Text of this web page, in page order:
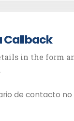
Callback
in the form
de contacto no